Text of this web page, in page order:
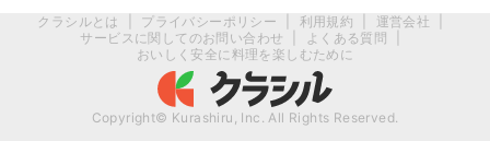
クラシルとは プライバシーポリシー 利用規約 運営会社
サービスに関してのお問い合わせ
よくある質問
おいしく安全に料理を楽しむために
Copyright© Kurashiru, Inc. All Rights Reserved.